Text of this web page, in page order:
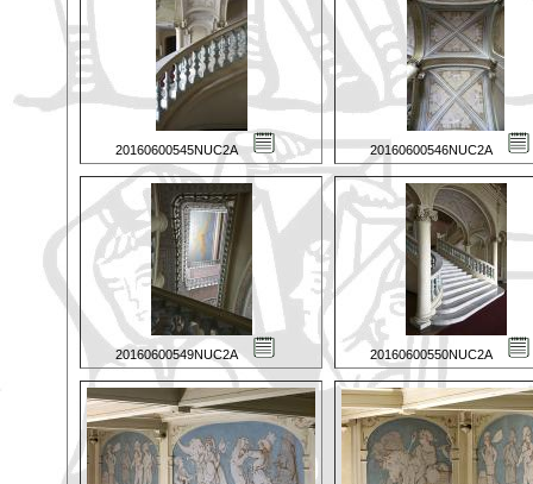
20160600545NUC2A 20160600546NUC2A
20160600549NUC2A 20160600550NUC2A